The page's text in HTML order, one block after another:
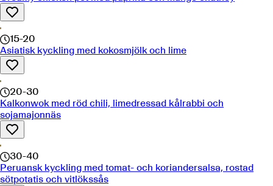
15-20
Asiatisk kyckling med kokosmjölk och lime
20-30
Kalkonwok med röd chili, limedressad kålrabbi och
sojamajonnäs
30-40
Peruansk kyckling med tomat- och koriandersalsa, rostad
sötpotatis och vitlökssås